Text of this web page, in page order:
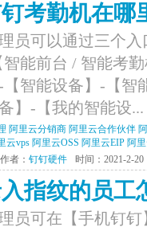
考勤机在哪
员可以通过三个
能前台 / 智能考
智能设备】-【智
】-【我的智能设...
阿里云分销商 阿里云合作伙伴
云vps 阿里云OSS 阿里云EIP 阿
作者： 钉钉硬件 时间：2021-2-20
指纹的员工
员可在【手机钉